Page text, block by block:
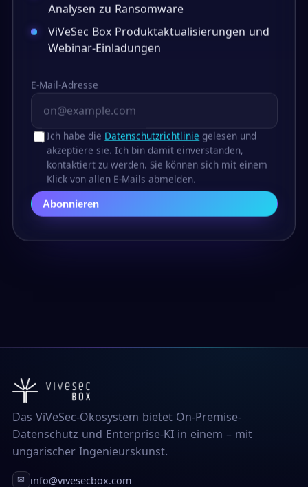
Analysen zu Ransomware
ViVeSec Box Produktaktualisierungen und
Webinar-Einladungen
E-Mail-Adresse
Ich habe die Datenschutzrichtlinie gelesen und
akzeptiere sie. Ich bin damit einverstanden,
kontaktiert zu werden. Sie können sich mit einem
Klick von allen E-Mails abmelden.
Abonnieren
Das ViVeSec-Ökosystem bietet On-Premise-
Datenschutz und Enterprise-KI in einem – mit
ungarischer Ingenieurskunst.
✉ info@vivesecbox.com